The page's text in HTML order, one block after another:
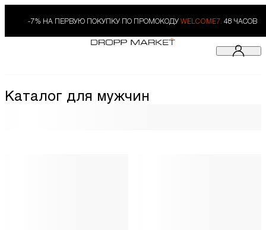
-7% НА ПЕРВУЮ ПОКУПКУ ПО ПРОМОКОДУ WELCOME7. 48 ЧАСОВ
Каталог для мужчин